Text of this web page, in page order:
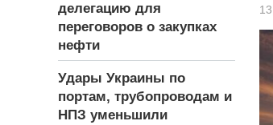
делегацию для
переговоров о закупках
нефти
Удары Украины по
портам, трубопроводам и
НПЗ уменьшили